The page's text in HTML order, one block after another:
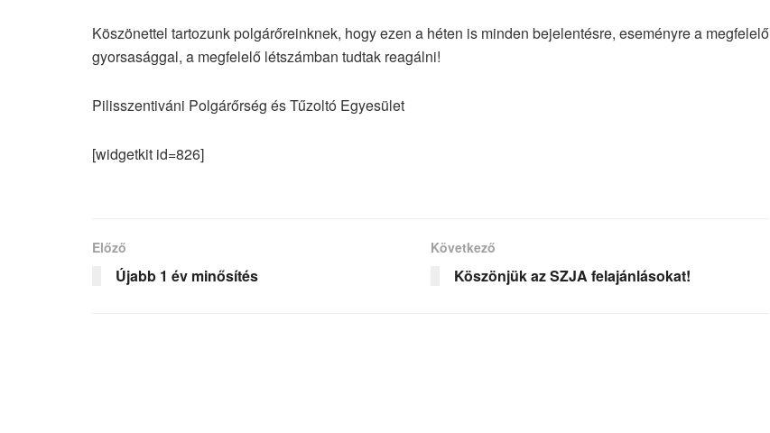
Köszönettel tartozunk polgárőreinknek, hogy ezen a héten is minden bejelentésre, eseményre a megfelelő
gyorsasággal, a megfelelő létszámban tudtak reagálni!
Pilisszentiváni Polgárőrség és Tűzoltó Egyesület
[widgetkit id=826]
Előző
Újabb 1 év minősítés
Következő
Köszönjük az SZJA felajánlásokat!